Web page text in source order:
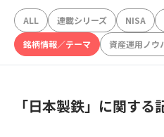
ALL 連載シリーズ NISA
銘柄情報／テーマ
資産運用ノウ
「日本製鉄」に関する